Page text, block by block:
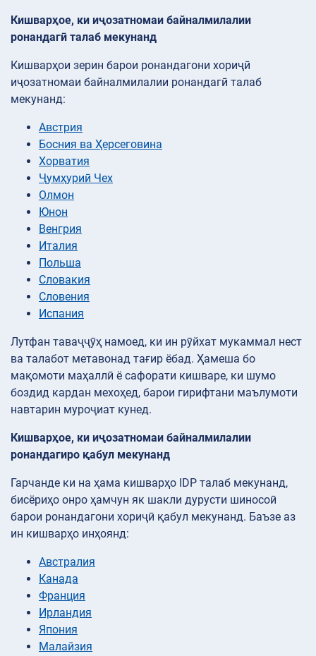
Кишварҳое, ки иҷозатномаи байналмилалии
ронандагӣ талаб мекунанд
Кишварҳои зерин барои ронандагони хориҷӣ
иҷозатномаи байналмилалии ронандагӣ талаб
мекунанд:
Австрия
Босния ва Ҳерсеговина
Хорватия
Ҷумҳуриӣ Чех
Олмон
Юнон
Венгрия
Италия
Польша
Словакия
Словения
Испания
Лутфан таваҷҷӯҳ намоед, ки ин рӯйхат мукаммал нест
ва талабот метавонад тағир ёбад. Ҳамеша бо
мақомоти маҳаллӣ ё сафорати кишваре, ки шумо
боздид кардан мехоҳед, барои гирифтани маълумоти
навтарин муроҷиат кунед.
Кишварҳое, ки иҷозатномаи байналмилалии
ронандагиро қабул мекунанд
Гарчанде ки на ҳама кишварҳо IDP талаб мекунанд,
бисёриҳо онро ҳамчун як шакли дурусти шиносоӣ
барои ронандагони хориҷӣ қабул мекунанд. Баъзе аз
ин кишварҳо инҳоянд:
Австралия
Канада
Франция
Ирландия
Япония
Малайзия